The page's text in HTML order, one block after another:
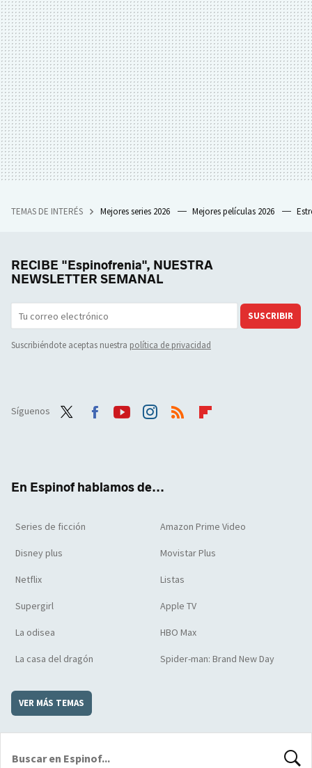
TEMAS DE INTERÉS Mejores series 2026 Mejores películas 2026
RECIBE "Espinofrenia", NUESTRA
NEWSLETTER SEMANAL
SUSCRIBIR
Suscribiéndote aceptas nuestra política de privacidad
Síguenos
En Espinof hablamos de...
Series de ficción Amazon Prime Video
Disney plus Movistar Plus
Netflix Listas
Supergirl Apple TV
La odisea HBO Max
La casa del dragón Spider-man: Brand New Day
VER MÁS TEMAS